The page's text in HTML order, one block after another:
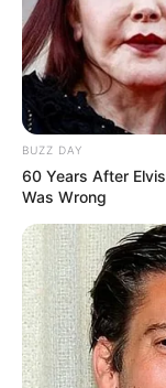
BUZZ DAY
60 Years After
Was Wrong